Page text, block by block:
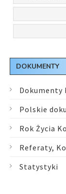
DOKUMENTY
Dokumenty
Polskie
Rok Życia
Referaty,
Statystyki